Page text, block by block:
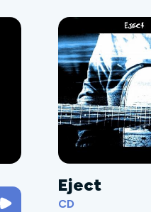
Eject
CD